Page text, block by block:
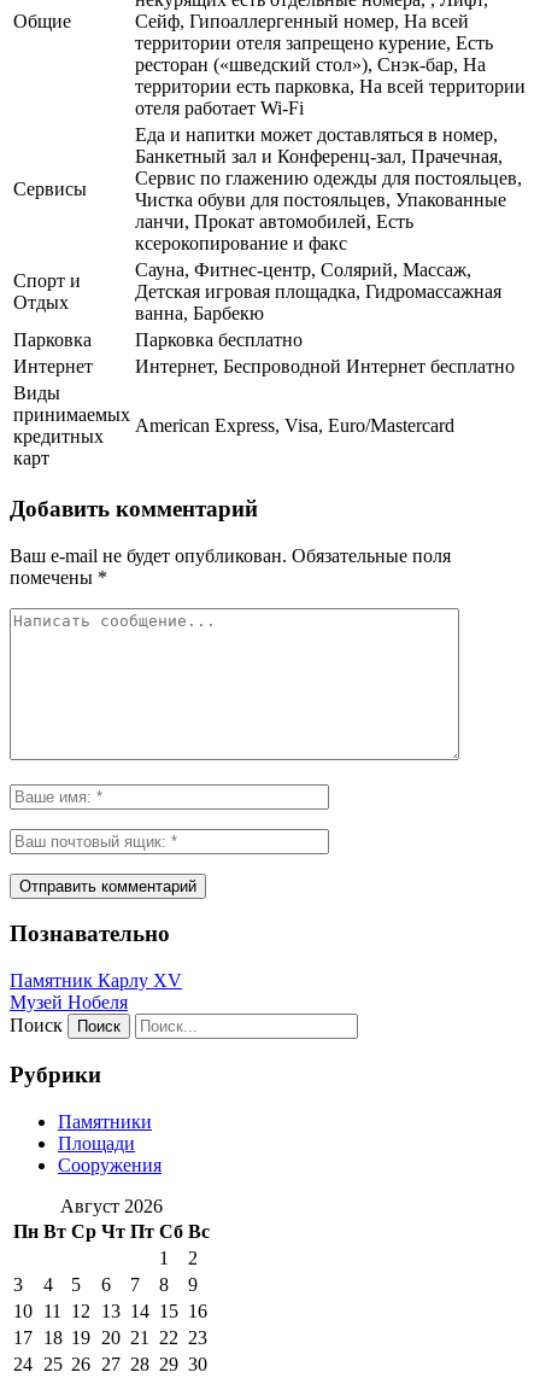
Общие
Сейф, Гипоаллергенный номер, На всей
территории отеля запрещено курение, Есть
ресторан («шведский стол»), Снэк-бар, На
территории есть парковка, На всей территории
отеля работает Wi-Fi
Сервисы
Еда и напитки может доставляться в номер,
Банкетный зал и Конференц-зал, Прачечная,
Сервис по глажению одежды для постояльцев,
Чистка обуви для постояльцев, Упакованные
ланчи, Прокат автомобилей, Есть
ксерокопирование и факс
Спорт и
Отдых
Сауна, Фитнес-центр, Солярий, Массаж,
Детская игровая площадка, Гидромассажная
ванна, Барбекю
Парковка
Парковка бесплатно
Интернет
Интернет, Беспроводной Интернет бесплатно
Виды
принимаемых
кредитных
карт
American Express, Visa, Euro/Mastercard
Добавить комментарий
Ваш e-mail не будет опубликован. Обязательные поля
помечены *
Познавательно
Памятник Карлу XV
Музей Нобеля
Поиск
Рубрики
Памятники
Площади
Сооружения
Август 2026
Пн Вт Ср Чт Пт Сб Вс
1
2
3
4 5 6 7 8
9
10 11 12 13 14 15 16
17 18 19 20 21 22 23
24 25 26 27 28 29 30